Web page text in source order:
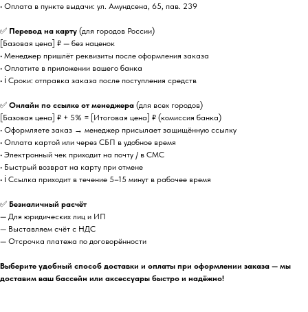
• Оплата в пункте выдачи: ул. Амундсена, 65, пав. 239
✅ Перевод на карту (для городов России)
[Базовая цена] ₽ — без наценок
• Менеджер пришлёт реквизиты после оформления заказа
• Оплатите в приложении вашего банка
• ℹ️ Сроки: отправка заказа после поступления средств
✅ Онлайн по ссылке от менеджера (для всех городов)
[Базовая цена] ₽ + 5% = [Итоговая цена] ₽ (комиссия банка)
• Оформляете заказ → менеджер присылает защищённую ссылку
• Оплата картой или через СБП в удобное время
• Электронный чек приходит на почту / в СМС
• Быстрый возврат на карту при отмене
• ℹ️ Ссылка приходит в течение 5–15 минут в рабочее время
✅ Безналичный расчёт
— Для юридических лиц и ИП
— Выставляем счёт с НДС
— Отсрочка платежа по договорённости
Выберите удобный способ доставки и оплаты при оформлении заказа — мы
доставим ваш бассейн или аксессуары быстро и надёжно!